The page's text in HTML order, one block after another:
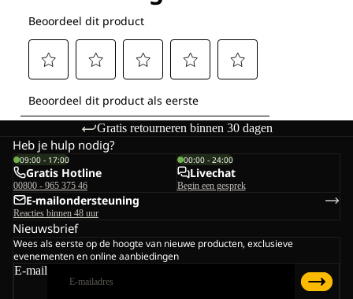
Gratis retourneren binnen 30 dagen
Heb je hulp nodig?
09:00 - 17:00
Gratis Hotline
00800 - 965 375 46
00:00 - 24:00
Livechat
Begin een gesprek
E-mailondersteuning
Reacties binnen 48 uur
Nieuwsbrief
Wees als eerste op de hoogte van nieuwe producten, exclusieve
evenementen en online aanbiedingen
E-mail